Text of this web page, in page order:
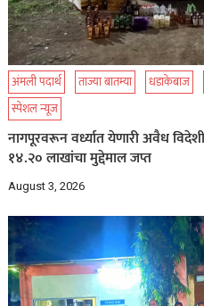
अंमली पदार्थ ताज्या बातम्या धडाकेबाज
स्पेशल न्यूज
नागपूरवरून वर्ध्यात येणारी अवैध
१४.२० लाखांचा मुद्देमाल जप्त
August 3, 2026